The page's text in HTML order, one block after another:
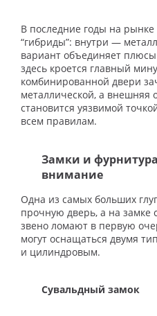
В последние годы на
“гибриды”: внутри —
вариант объединяет
здесь кроется главный
комбинированной двери
металлической, а внешняя
становится уязвимой
всем правилам.
Замки и
внимание
Одна из самых больших
прочную дверь, а на замке
звено ломают в первую
могут оснащаться двумя
и цилиндровым.
Сувальдный замок